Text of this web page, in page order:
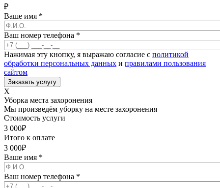
₽
Ваше имя *
Ваш номер телефона *
Нажимая эту кнопку, я выражаю согласие с политикой
обработки персональных данных и правилами пользования
сайтом
X
Уборка места захоронения
Мы произведём уборку на месте захоронения
Стоимость услуги
3 000₽
Итого к оплате
3 000₽
Ваше имя *
Ваш номер телефона *